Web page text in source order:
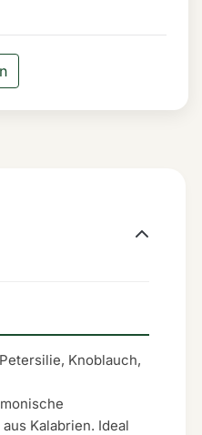
Knoblauch,
Kalabrien. Ideal